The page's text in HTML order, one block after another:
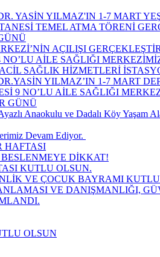
YASİN YILMAZ'IN 1-7 MART
TEMEL ATMA TÖRENİ
AÇILIŞI
AİLE SAĞLIĞI
SAĞLIK HİZMETLERİ
YILMAZ’IN 1-7 MART
9 NO’LU AİLE SAĞLIĞI
GÜNÜ
Anaokulu ve Dadalı Köy Yaşam
Devam Ediyor.
HAFTASI
DİKKAT!
KUTLU OLSUN.
VE ÇOCUK BAYRAMI
VE DANIŞMANLIĞI,
OLSUN